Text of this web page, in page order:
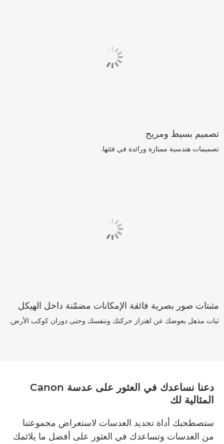
تصميم بسيط ومريح
تصميمات هندسية ممتازة ورائدة في فئتها.
مثبتات صور بصرية فائقة الإمكانات مضمّنة داخل الهيكل
ثبات مذهل يعوضك عن اهتزاز حركتك وتنفسك وحتى دوران كوكب الأرض.
دعنا نساعدك في العثور على عدسة Canon
المثالية لك
ستصطحبك أداة تحديد العدسات لاستعراض مجموعتنا
من العدسات وتساعدك في العثور على أفضل ما يلائمك